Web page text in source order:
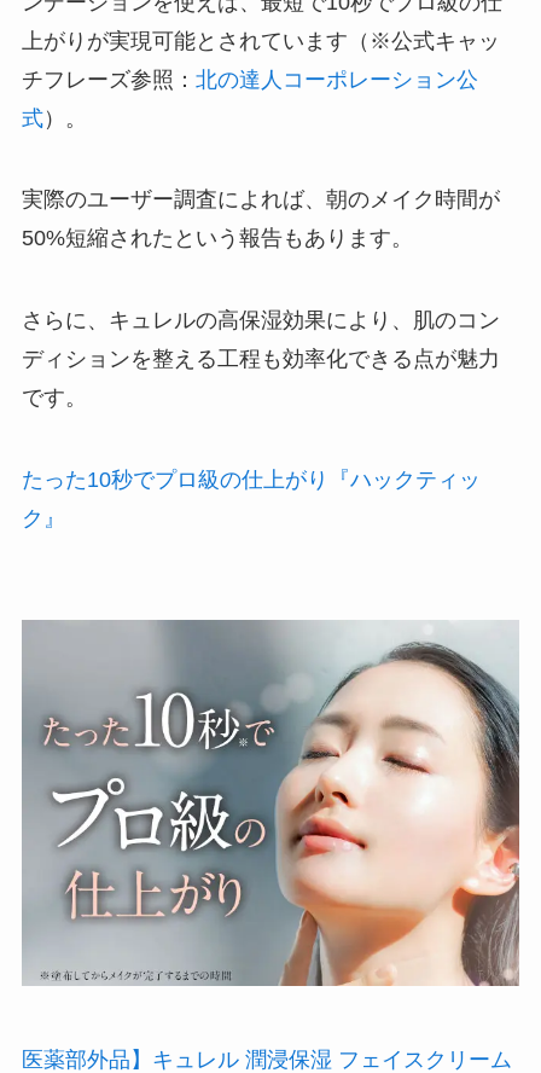
上がりが実現可能とされています（※公式キャッ
チフレーズ参照： 北の達人コーポレーション公
式）。
実際のユーザー調査によれば、朝のメイク時間が
50%短縮されたという報告もあります。
さらに、キュレルの高保湿効果により、肌のコン
ディションを整える工程も効率化できる点が魅力
です。
たった10秒でプロ級の仕上がり『ハックティッ
ク』
医薬部外品】キュレル 潤浸保湿 フェイスクリーム